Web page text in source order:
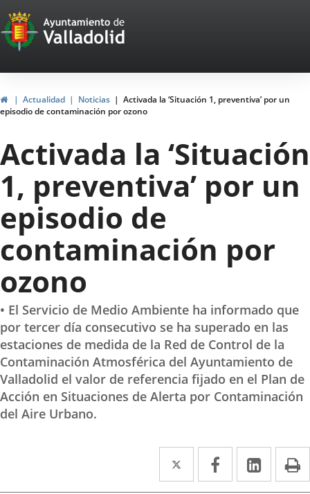
Portal
Web
del
Ayuntamiento
de
Valladolid
InicioActualidad Noticias
Activada la ‘Situación 1, preventiva’ por un
episodio de contaminación por ozono
Activada la ‘Situación
1, preventiva’ por un
episodio de
contaminación por
ozono
• El Servicio de Medio Ambiente ha informado que
por tercer día consecutivo se ha superado en las
estaciones de medida de la Red de Control de la
Contaminación Atmosférica del Ayuntamiento de
Valladolid el valor de referencia fijado en el Plan de
Acción en Situaciones de Alerta por Contaminación
del Aire Urbano.
Twitter
Enlace
a
Facebook
Enlace
a
Enlace
a